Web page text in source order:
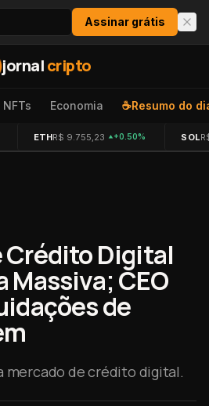
Assinar grátis
jornalcripto
NFTs Economia ☕Resumo do
ETHR$ 9.755,23 +0.50% SOL
Crédito Digital
Massiva; CEO
de
mercado de crédito digital.